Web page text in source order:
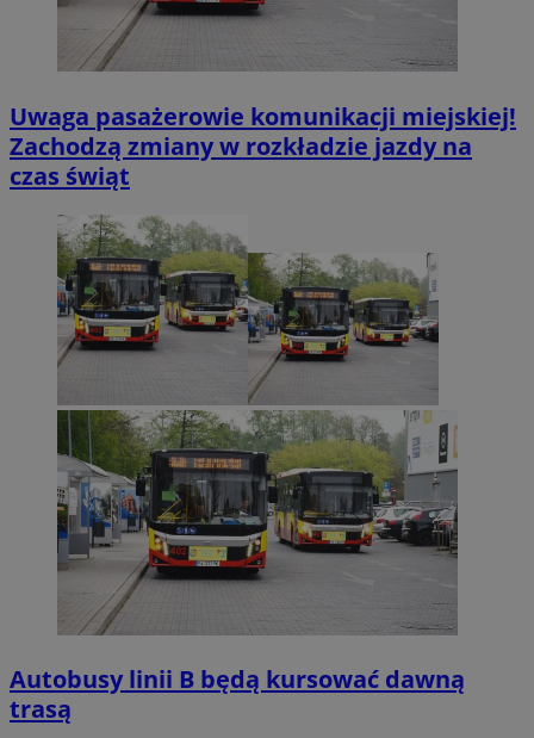
Uwaga pasażerowie komunikacji miejskiej!
Zachodzą zmiany w rozkładzie jazdy na
czas świąt
Autobusy linii B będą kursować dawną
trasą